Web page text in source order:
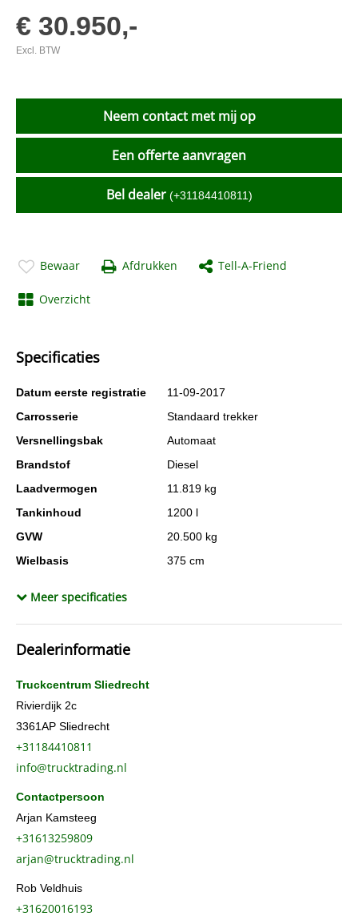
€ 30.950,-
Excl. BTW
Neem contact met mij op
Een offerte aanvragen
Bel dealer (+31184410811)
Bewaar Afdrukken Tell-A-Friend
Overzicht
Specificaties
Datum eerste registratie
11-09-2017
Carrosserie
Standaard trekker
Versnellingsbak
Automaat
Brandstof
Diesel
Laadvermogen
11.819 kg
Tankinhoud
1200 l
GVW
20.500 kg
Wielbasis
375 cm
Gewicht (leeg)
Conditie algemeen
Aandrijving
Cabinesoort
Constructiedatum
Inhoud laadruimte
BTW verrekenbaar
Chassisnummer
Meer specificaties
Dealerinformatie
Truckcentrum Sliedrecht
Rivierdijk 2c
3361AP Sliedrecht
+31184410811
info@trucktrading.nl
Contactpersoon
Arjan Kamsteeg
+31613259809
arjan@trucktrading.nl
Rob Veldhuis
+31620016193